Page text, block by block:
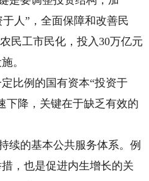
人”，全面保障和改善民
民工市民化，投入30万亿元
。
比例的国有资本“投资于
下降，关键在于缺乏有效的
的基本公共服务体系。例
，也是促进内生增长的关